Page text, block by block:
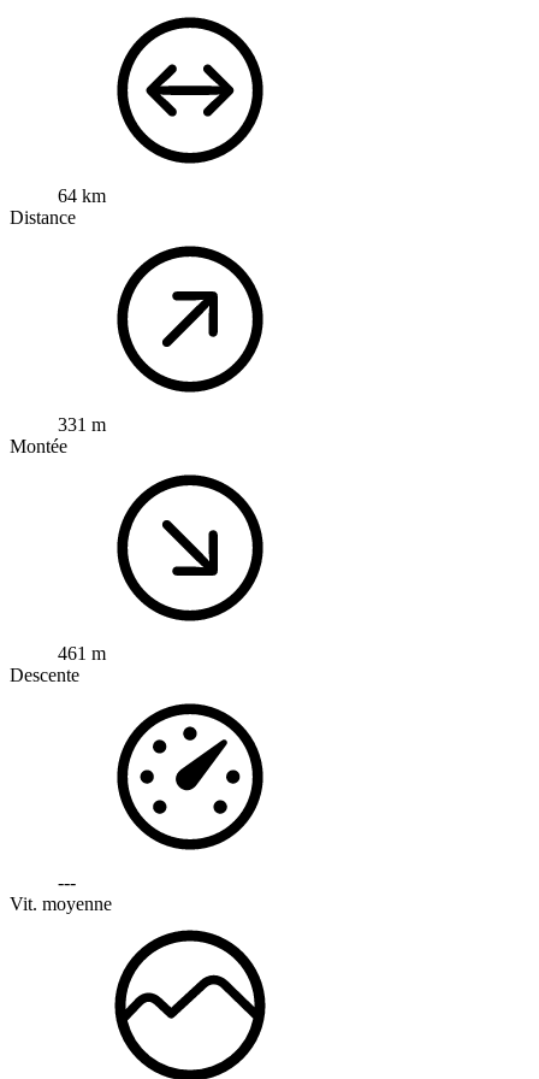
64 km
Distance
331 m
Montée
461 m
Descente
---
Vit. moyenne